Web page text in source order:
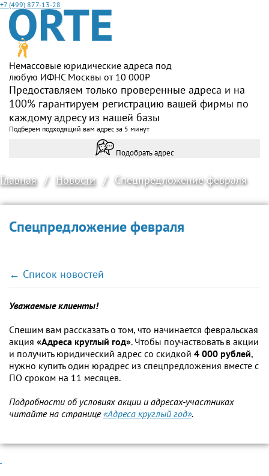
+7 (499) 877-13-28
Немассовые юридические адреса под
любую ИФНС Москвы от 10 000₽
Предоставляем только проверенные адреса и на
100% гарантируем регистрацию вашей фирмы по
каждому адресу из нашей базы
Подберем подходящий вам адрес за 5 минут
Подобрать адрес
Главная / Новости / Спецпредложение февраля
Спецпредложение февраля
← Список новостей
Уважаемые клиенты!
Спешим вам рассказать о том, что начинается февральская
акция «Адреса круглый год». Чтобы поучаствовать в акции
и получить юридический адрес со скидкой 4 000 рублей,
нужно купить один юрадрес из спецпредложения вместе с
ПО сроком на 11 месяцев.
Подробности об условиях акции и адресах-участниках
читайте на странице«Адреса круглый год».